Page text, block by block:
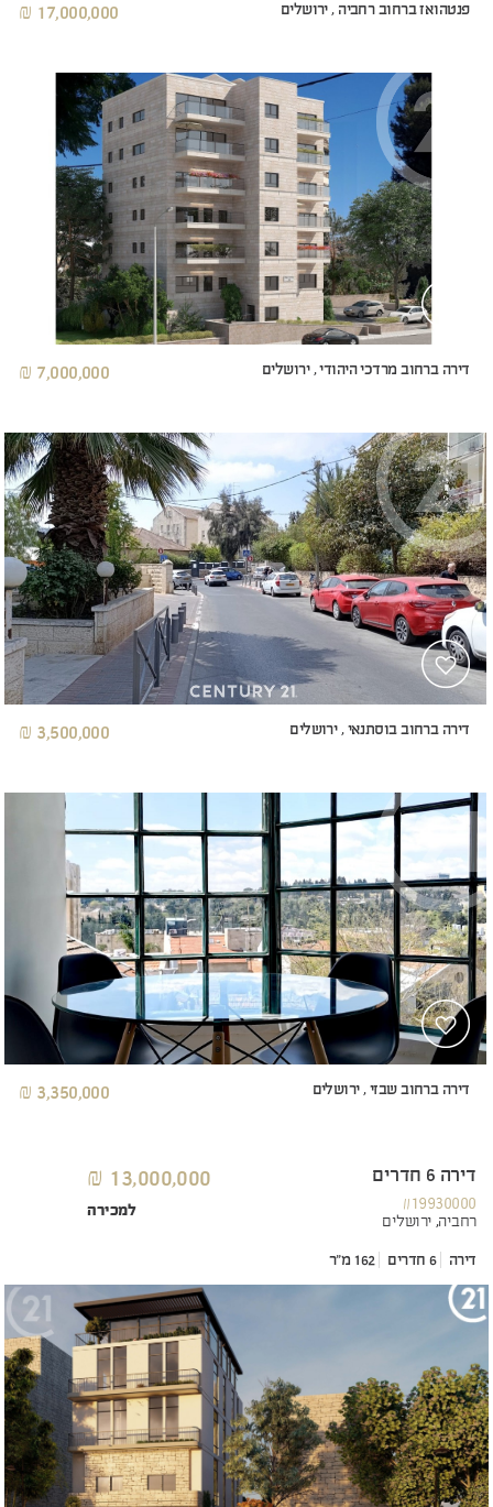
פנטהואז ברחוב רחביה , ירושלים 17,000,000 ₪
דירה ברחוב מרדכי היהודי , ירושלים 7,000,000 ₪
דירה ברחוב בוסתנאי , ירושלים 3,500,000 ₪
דירה ברחוב שבזי , ירושלים 3,350,000 ₪
דירה 6 חדרים
#19930000
רחביה, ירושלים
דירה 6 חדרים 162 מ"ר
13,000,000 ₪
למכירה